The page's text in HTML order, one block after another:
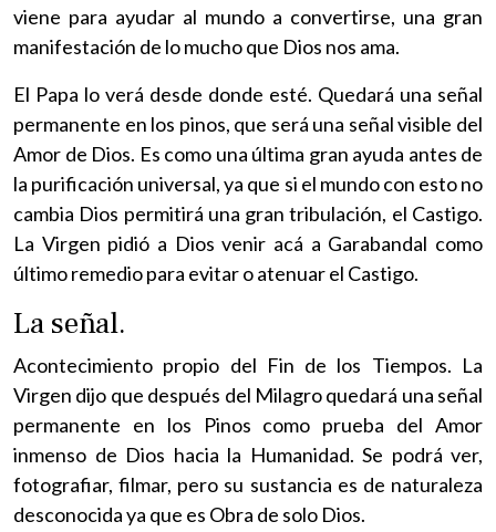
viene para ayudar al mundo a convertirse, una gran
manifestación de lo mucho que Dios nos ama.
El Papa lo verá desde donde esté. Quedará una señal
permanente en los pinos, que será una señal visible del
Amor de Dios. Es como una última gran ayuda antes de
la purificación universal, ya que si el mundo con esto no
cambia Dios permitirá una gran tribulación, el Castigo.
La Virgen pidió a Dios venir acá a Garabandal como
último remedio para evitar o atenuar el Castigo.
La señal.
Acontecimiento propio del Fin de los Tiempos. La
Virgen dijo que después del Milagro quedará una señal
permanente en los Pinos como prueba del Amor
inmenso de Dios hacia la Humanidad. Se podrá ver,
fotografiar, filmar, pero su sustancia es de naturaleza
desconocida ya que es Obra de solo Dios.